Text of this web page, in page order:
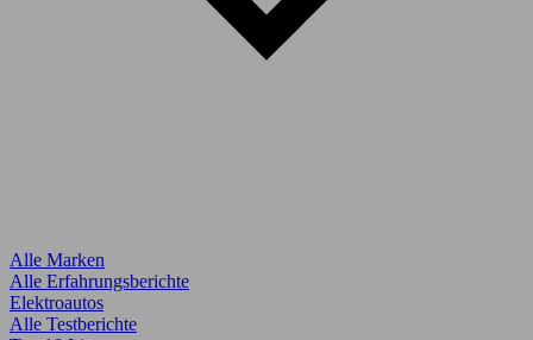
Alle Marken
Alle Erfahrungsberichte
Elektroautos
Alle Testberichte